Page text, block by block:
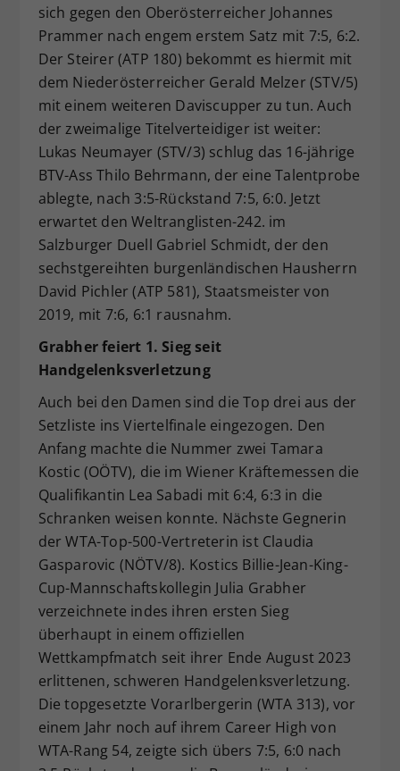
sich gegen den Oberösterreicher Johannes
Prammer nach engem erstem Satz mit 7:5, 6:2.
Der Steirer (ATP 180) bekommt es hiermit mit
dem Niederösterreicher Gerald Melzer (STV/5)
mit einem weiteren Daviscupper zu tun. Auch
der zweimalige Titelverteidiger ist weiter:
Lukas Neumayer (STV/3) schlug das 16-jährige
BTV-Ass Thilo Behrmann, der eine Talentprobe
ablegte, nach 3:5-Rückstand 7:5, 6:0. Jetzt
erwartet den Weltranglisten-242. im
Salzburger Duell Gabriel Schmidt, der den
sechstgereihten burgenländischen Hausherrn
David Pichler (ATP 581), Staatsmeister von
2019, mit 7:6, 6:1 rausnahm.
Grabher feiert 1. Sieg seit
Handgelenksverletzung
Auch bei den Damen sind die Top drei aus der
Setzliste ins Viertelfinale eingezogen. Den
Anfang machte die Nummer zwei Tamara
Kostic (OÖTV), die im Wiener Kräftemessen die
Qualifikantin Lea Sabadi mit 6:4, 6:3 in die
Schranken weisen konnte. Nächste Gegnerin
der WTA-Top-500-Vertreterin ist Claudia
Gasparovic (NÖTV/8). Kostics Billie-Jean-King-
Cup-Mannschaftskollegin Julia Grabher
verzeichnete indes ihren ersten Sieg
überhaupt in einem offiziellen
Wettkampfmatch seit ihrer Ende August 2023
erlittenen, schweren Handgelenksverletzung.
Die topgesetzte Vorarlbergerin (WTA 313), vor
einem Jahr noch auf ihrem Career High von
WTA-Rang 54, zeigte sich übers 7:5, 6:0 nach